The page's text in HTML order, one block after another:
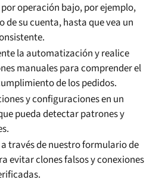
operación bajo, por ejemplo,
de su cuenta, hasta que vea un
la automatización y realice
manuales para comprender el
de los pedidos.
y configuraciones en un
pueda detectar patrones y
través de nuestro formulario de
evitar clones falsos y conexiones